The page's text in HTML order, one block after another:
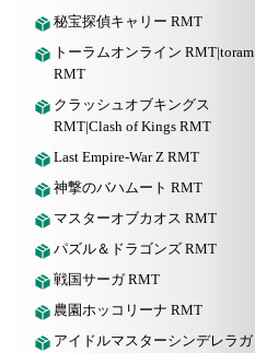
秘宝探偵キャリー RMT
トーラムオンライン RMT|toram
RMT
クラッシュオブキングス
RMT|Clash of Kings RMT
Last Empire-War Z RMT
神撃のバハムート RMT
マスターオブカオス RMT
パズル＆ドラゴンズ RMT
戦国サーガ RMT
農園ホッコリーナ RMT
アイドルマスターシンデレラガ